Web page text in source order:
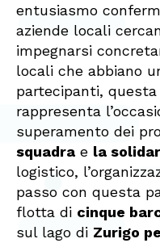
entusiasmo
aziende locali
impegnarsi
locali che abbiano
partecipanti,
rappresenta
superamento dei
squadra e la
logistico,
passo con questa
flotta di cinque
sul lago di Zurigo